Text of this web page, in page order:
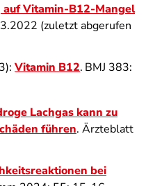
auf Vitamin-B12-Mangel
(zuletzt abgerufen
Vitamin B12. BMJ 383:
Lachgas kann zu
führen. Ärzteblatt
bei